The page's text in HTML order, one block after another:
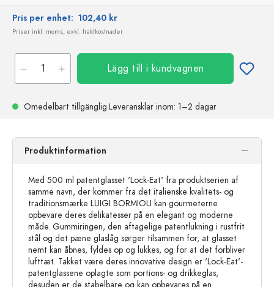
Pris per enhet: 102,40 kr
Priser inkl. moms, exkl. fraktkostnader
Lägg till i kundvagnen
Omedelbart tillgänglig.Leveransklar inom: 1–2 dagar
Produktinformation
Med 500 ml patentglasset 'Lock-Eat' fra produktserien af
samme navn, der kommer fra det italienske kvalitets- og
traditionsmærke LUIGI BORMIOLI kan gourmeterne
opbevare deres delikatesser på en elegant og moderne
måde. Gummiringen, den aftagelige patentlukning i rustfrit
stål og det pæne glaslåg sørger tilsammen for, at glasset
nemt kan åbnes, fyldes op og lukkes, og for at det forbliver
lufttæt. Takket være deres innovative design er 'Lock-Eat'-
patentglassene oplagte som portions- og drikkeglas,